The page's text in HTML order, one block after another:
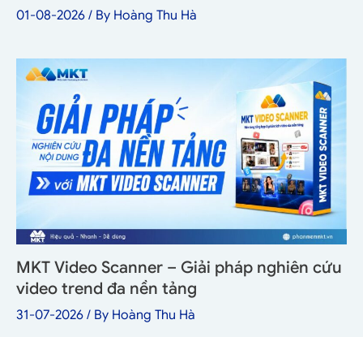
01-08-2026 / By Hoàng Thu Hà
MKT Video Scanner – Giải pháp nghiên cứu
video trend đa nền tảng
31-07-2026 / By Hoàng Thu Hà